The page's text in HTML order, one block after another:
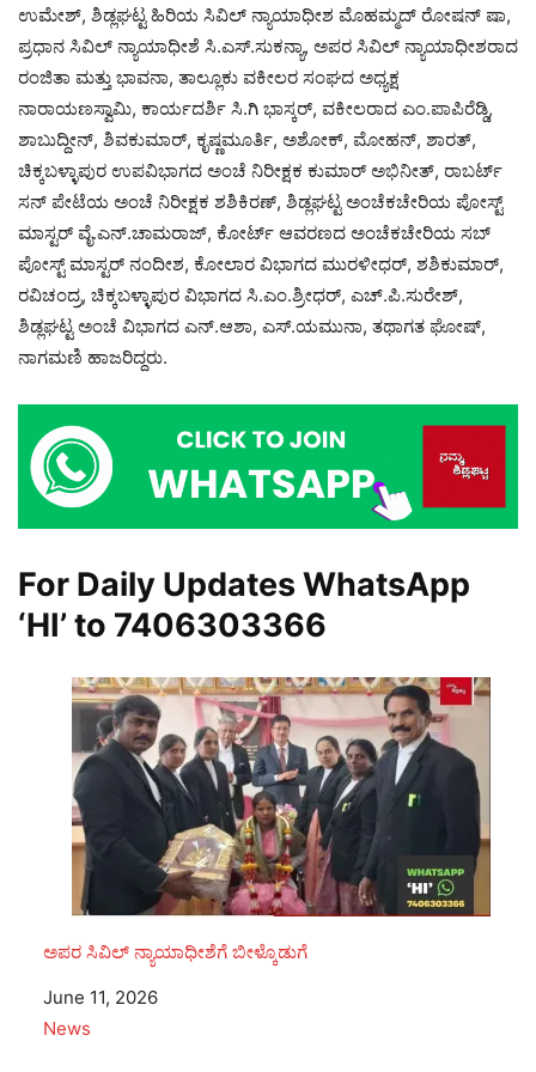
ಉಮೇಶ್, ಶಿಡ್ಲಘಟ್ಟ ಹಿರಿಯ ಸಿವಿಲ್ ನ್ಯಾಯಾಧೀಶ ಮೊಹಮ್ಮದ್ ರೋಷನ್ ಷಾ,
ಪ್ರಧಾನ ಸಿವಿಲ್ ನ್ಯಾಯಾಧೀಶೆ ಸಿ.ಎಸ್.ಸುಕನ್ಯಾ, ಅಪರ ಸಿವಿಲ್ ನ್ಯಾಯಾಧೀಶರಾದ
ರಂಜಿತಾ ಮತ್ತು ಭಾವನಾ, ತಾಲ್ಲೂಕು ವಕೀಲರ ಸಂಘದ ಅಧ್ಯಕ್ಷ
ನಾರಾಯಣಸ್ವಾಮಿ, ಕಾರ್ಯದರ್ಶಿ ಸಿ.ಗಿ ಭಾಸ್ಕರ್, ವಕೀಲರಾದ ಎಂ.ಪಾಪಿರೆಡ್ಡಿ,
ಶಾಬುದ್ದೀನ್, ಶಿವಕುಮಾರ್, ಕೃಷ್ಣಮೂರ್ತಿ, ಅಶೋಕ್, ಮೋಹನ್, ಶಾರತ್,
ಚಿಕ್ಕಬಳ್ಳಾಪುರ ಉಪವಿಭಾಗದ ಅಂಚೆ ನಿರೀಕ್ಷಕ ಕುಮಾರ್ ಅಭಿನೀತ್, ರಾಬರ್ಟ್
ಸನ್ ಪೇಟೆಯ ಅಂಚೆ ನಿರೀಕ್ಷಕ ಶಶಿಕಿರಣ್, ಶಿಡ್ಲಘಟ್ಟ ಅಂಚೆಕಚೇರಿಯ ಪೋಸ್ಟ್
ಮಾಸ್ಟರ್ ವೈ.ಎನ್.ಚಾಮರಾಜ್, ಕೋರ್ಟ್ ಆವರಣದ ಅಂಚೆಕಚೇರಿಯ ಸಬ್
ಪೋಸ್ಟ್ ಮಾಸ್ಟರ್ ನಂದೀಶ, ಕೋಲಾರ ವಿಭಾಗದ ಮುರಳೀಧರ್, ಶಶಿಕುಮಾರ್,
ರವಿಚಂದ್ರ, ಚಿಕ್ಕಬಳ್ಳಾಪುರ ವಿಭಾಗದ ಸಿ.ಎಂ.ಶ್ರೀಧರ್, ಎಚ್.ಪಿ.ಸುರೇಶ್,
ಶಿಡ್ಲಘಟ್ಟ ಅಂಚೆ ವಿಭಾಗದ ಎನ್.ಆಶಾ, ಎಸ್.ಯಮುನಾ, ತಥಾಗತ ಘೋಷ್,
ನಾಗಮಣಿ ಹಾಜರಿದ್ದರು.
For Daily Updates WhatsApp
‘HI’ to 7406303366
ಅಪರ ಸಿವಿಲ್ ನ್ಯಾಯಾಧೀಶೆಗೆ ಬೀಳ್ಕೊಡುಗೆ
Date
June 11, 2026
In relation to
News